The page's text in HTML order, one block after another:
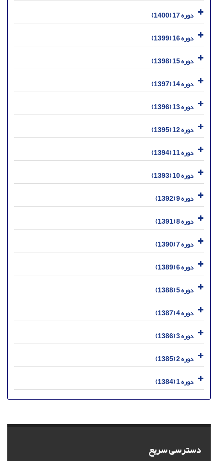
دوره 17 (1400)
دوره 16 (1399)
دوره 15 (1398)
دوره 14 (1397)
دوره 13 (1396)
دوره 12 (1395)
دوره 11 (1394)
دوره 10 (1393)
دوره 9 (1392)
دوره 8 (1391)
دوره 7 (1390)
دوره 6 (1389)
دوره 5 (1388)
دوره 4 (1387)
دوره 3 (1386)
دوره 2 (1385)
دوره 1 (1384)
دسترسی سریع